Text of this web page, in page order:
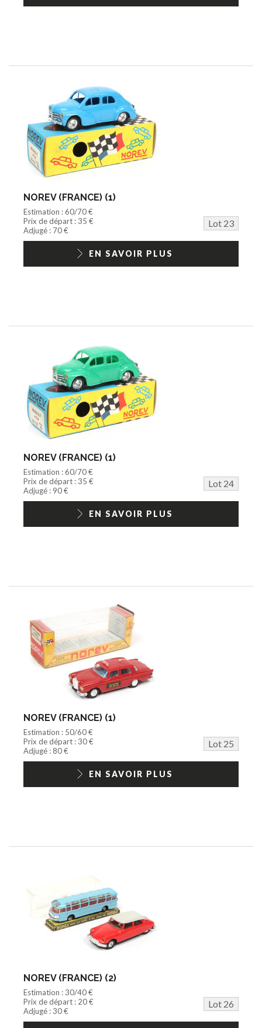
NOREV (FRANCE) (1)
Estimation : 60/70 €
Prix de départ : 35 €
Lot 23
Adjugé : 70 €
EN SAVOIR PLUS
NOREV (FRANCE) (1)
Estimation : 60/70 €
Prix de départ : 35 €
Lot 24
Adjugé : 90 €
EN SAVOIR PLUS
NOREV (FRANCE) (1)
Estimation : 50/60 €
Prix de départ : 30 €
Lot 25
Adjugé : 80 €
EN SAVOIR PLUS
NOREV (FRANCE) (2)
Estimation : 30/40 €
Prix de départ : 20 €
Lot 26
Adjugé : 30 €